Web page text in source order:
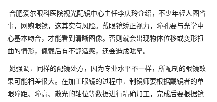
合肥爱尔眼科医院视光配镜中心主任李庆玲介绍，不少年轻人图省
事，网购眼镜，这其实有风险。戴眼镜矫正视力，瞳孔要与光学中
心基本吻合，才能看到清晰图像。否则就会出现物体位移或变形扭
曲的情形，佩戴后有不舒适感，还会造成眩晕。
她强调，同样的配镜处方，因为专业水平不一样，所配制的眼镜效
果可能相差很大。在加工眼镜的过程中，制镜师要根据戴镜者的单
眼瞳距、瞳高、散光的轴位等数据进行精确加工，完成后要根据镜